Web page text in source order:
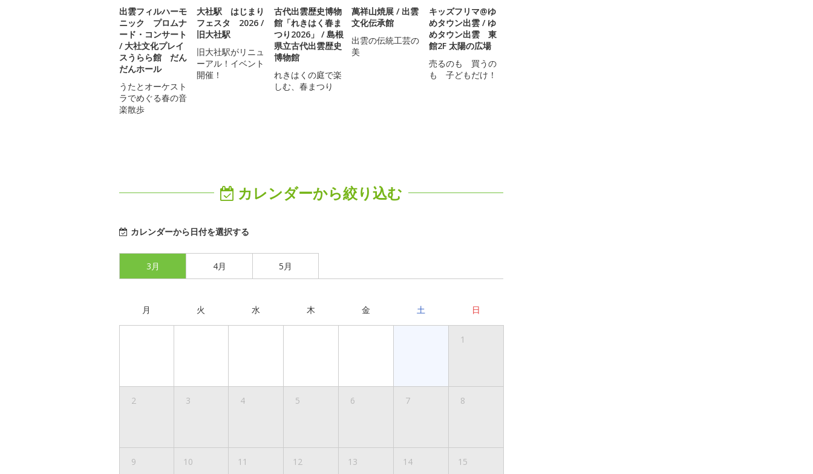
出雲フィルハーモ
ニック プロムナ
ード・コンサート
/ 大社文化プレイ
スうらら館 だん
だんホール
うたとオーケスト
ラでめぐる春の音
楽散歩
大社駅 はじまり
フェスタ 2026 /
旧大社駅
旧大社駅がリニュ
ーアル！イベント
開催！
古代出雲歴史博物
館「れきはく春ま
つり2026」 / 島根
県立古代出雲歴史
博物館
れきはくの庭で楽
しむ、春まつり
萬祥山焼展 / 出雲
文化伝承館
出雲の伝統工芸の
美
キッズフリマ@ゆ
めタウン出雲 / ゆ
めタウン出雲 東
館2F 太陽の広場
売るのも 買うの
も 子どもだけ！
カレンダーから絞り込む
カレンダーから日付を選択する
3月 4月 5月
月 火 水 木 金 土 日
1
2 3 4 5 6 7 8
9 10 11 12 13 14 15